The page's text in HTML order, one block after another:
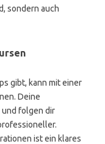
sondern auch
gibt, kann mit einer
Deine
und folgen dir
ist ein klares